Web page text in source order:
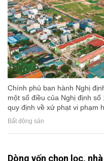
Chính phủ ban hành Nghị
một số điều của Nghị định
quy định về xử phạt vi phạm
Bất động sản
Dòng vốn chọn lọc,